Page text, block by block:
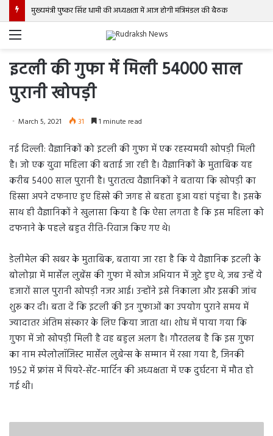
मुख्यमंत्री पुष्कर सिंह धामी की अध्यक्षता में आज होगी मंत्रिमंडल की बैठक
Menu
इटली की गुफा में मिली 54000 साल
पुरानी खोपड़ी
March 5, 2021 31 1 minute read
नई दिल्ली: वैज्ञानिकों को इटली की गुफा में एक रहस्यमयी खोपड़ी मिली
है। जो एक युवा महिला की बताई जा रही है। वैज्ञानिकों के मुताबिक यह
करीब 5400 साल पुरानी है। पुरातत्व वैज्ञानिकों ने बताया कि खोपड़ी का
हिस्सा अपने दफनाए हुए हिस्से की जगह से बहता हुआ यहां पहुंचा है। इसके
साथ ही वैज्ञानिकों ने खुलासा किया है कि ऐसा लगता है कि इस महिला को
दफनाने के पहले बहुत रीति-रिवाज किए गए थे।
डेलीमेल की खबर के मुताबिक, बताया जा रहा है कि ये वैज्ञानिक इटली के
बोलोग्ना में मार्सेल लुबेंस की गुफा में खोज अभियान में जुटे हुए थे, जब उन्हें ये
हजारों साल पुरानी खोपड़ी नजर आई। उन्होंने इसे निकाला और इसकी जांच
शुरू कर दी। बता दें कि इटली की इन गुफाओं का उपयोग पुराने समय में
ज्यादातर अंतिम संस्कार के लिए किया जाता था। शोध में पाया गया कि
गुफा में जो खोपड़ी मिली है वह बहुल अलग है। गौरतलब है कि इस गुफा
का नाम स्पेलोलॉजिस्ट मार्सेल लुबेन्स के सम्मान में रखा गया है, जिनकी
1952 में फ्रांस में पियरे-सेंट-मार्टिन की अध्यक्षता में एक दुर्घटना में मौत हो
गई थी।